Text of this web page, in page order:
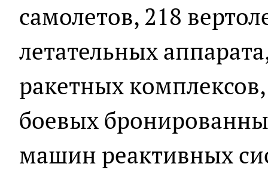
самолетов, 218
летательных
ракетных
боевых
машин реактивных